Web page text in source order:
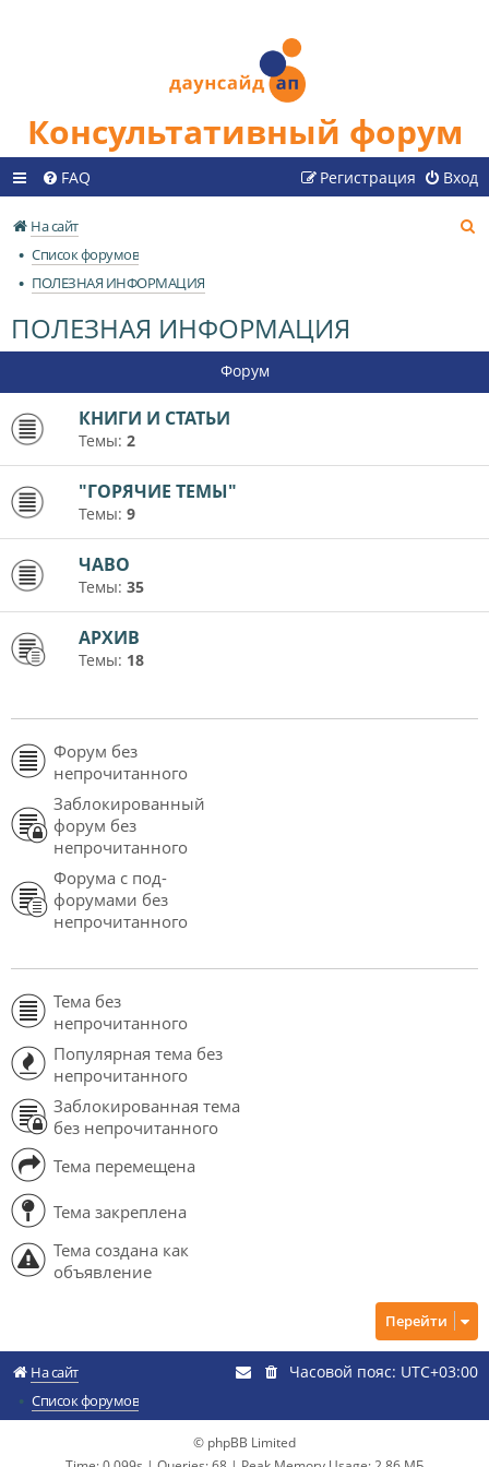
Консультативный форум
FAQ Вход
Регистрация
На сайт
Список форумов
ПОЛЕЗНАЯ ИНФОРМАЦИЯ
ПОЛЕЗНАЯ ИНФОРМАЦИЯ
Форум
КНИГИ И СТАТЬИ
Темы: 2
"ГОРЯЧИЕ ТЕМЫ"
Темы: 9
ЧАВО
Темы: 35
АРХИВ
Темы: 18
Форум без
непрочитанного
Заблокированный
форум без
непрочитанного
Форума с под-
форумами без
непрочитанного
Тема без
непрочитанного
Популярная тема без
непрочитанного
Заблокированная тема
без непрочитанного
Тема перемещена
Тема закреплена
Тема создана как
объявление
Перейти
На сайт
Список форумов
Часовой пояс: UTC+03:00
© phpBB Limited